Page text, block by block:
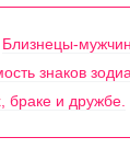
Близнецы-
знаков
и дружбе.